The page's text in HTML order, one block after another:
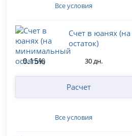
Все условия
Счет в юанях
остаток)
0.15%
30 дн.
Расчет
Все условия